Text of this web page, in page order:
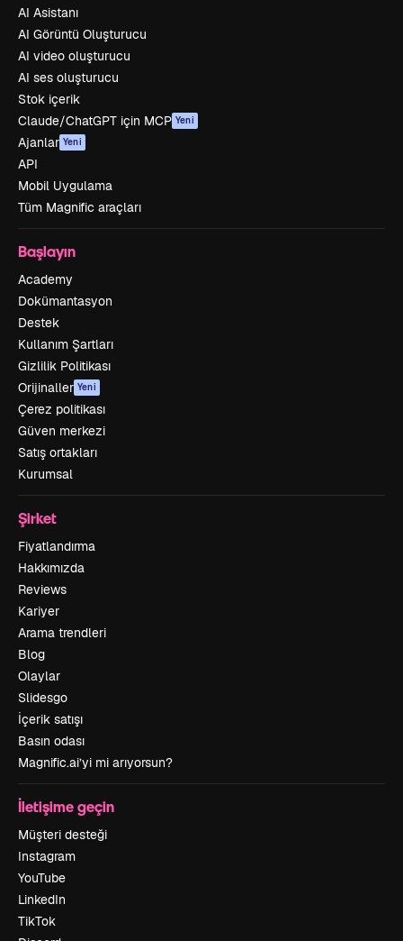
AI Asistanı
AI Görüntü Oluşturucu
AI video oluşturucu
AI ses oluşturucu
Stok içerik
Claude/ChatGPT için MCP Yeni
Ajanlar Yeni
API
Mobil Uygulama
Tüm Magnific araçları
Başlayın
Academy
Dokümantasyon
Destek
Kullanım Şartları
Gizlilik Politikası
Orijinaller Yeni
Çerez politikası
Güven merkezi
Satış ortakları
Kurumsal
Şirket
Fiyatlandırma
Hakkımızda
Reviews
Kariyer
Arama trendleri
Blog
Olaylar
Slidesgo
İçerik satışı
Basın odası
Magnific.ai’yi mi arıyorsun?
İletişime geçin
Müşteri desteği
Instagram
YouTube
LinkedIn
TikTok